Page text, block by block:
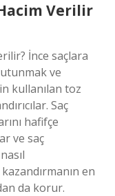
Verilir
İnce saçlara
ve
kullanılan toz
Saç
hafifçe
ve saç
en
da korur.